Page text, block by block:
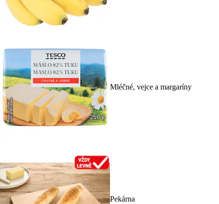
Mléčné, vejce a margaríny
Pekárna